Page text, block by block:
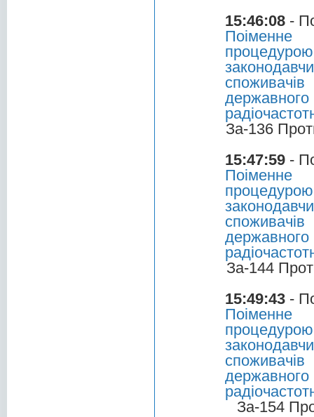
15:46:08 -
Поіменне
За-136
15:47:59 -
Поіменне
За-144
15:49:43 -
Поіменне
За-154